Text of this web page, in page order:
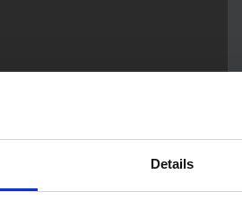
Details